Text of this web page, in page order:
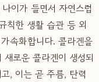
이가 들면서 자연스럽
칙한 생활 습관 등 외
속화합니다. 콜라겐을
로운 콜라겐이 생성되
, 이는 곧 주름, 탄력